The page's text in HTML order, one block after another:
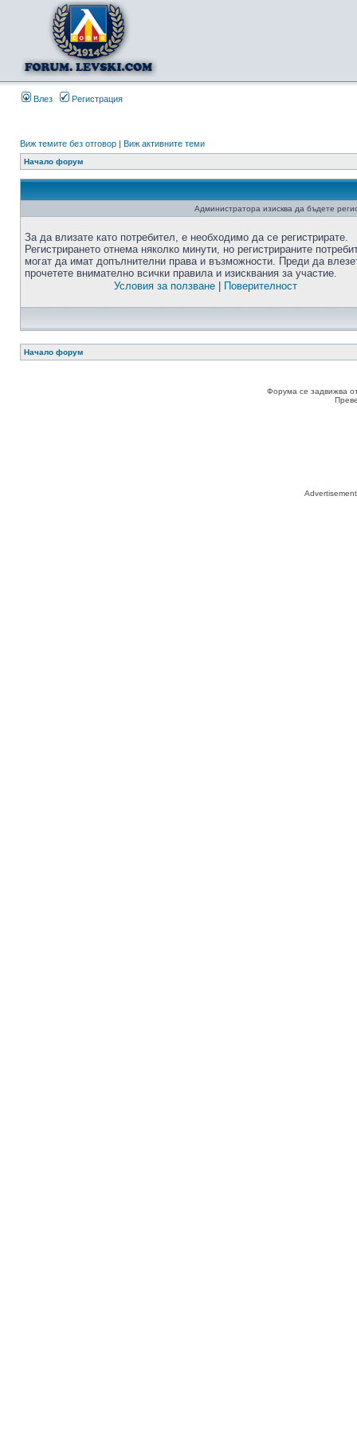
Влез Регистрация
Виж темите без отговор | Виж активните теми
Начало форум
Администратора изисква да бъдете
За да влизате като потребител, е необходимо да се регистрирате.
Регистрирането отнема няколко минути, но регистрираните
могат да имат допълнителни права и възможности. Преди да
прочетете внимателно всички правила и изисквания за участие.
Условия за ползване| Поверителност
Начало форум
Форума се задвижва